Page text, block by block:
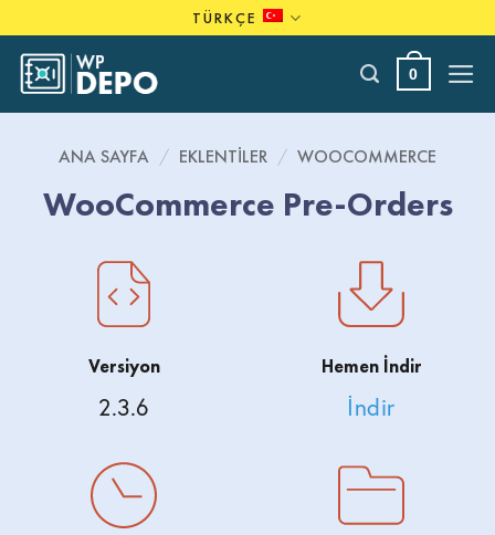
to
content
TÜRKÇE
0
ANA SAYFA / EKLENTILER / WOOCOMMERCE
WooCommerce Pre-Orders
Versiyon
2.3.6
Hemen İndir
İndir